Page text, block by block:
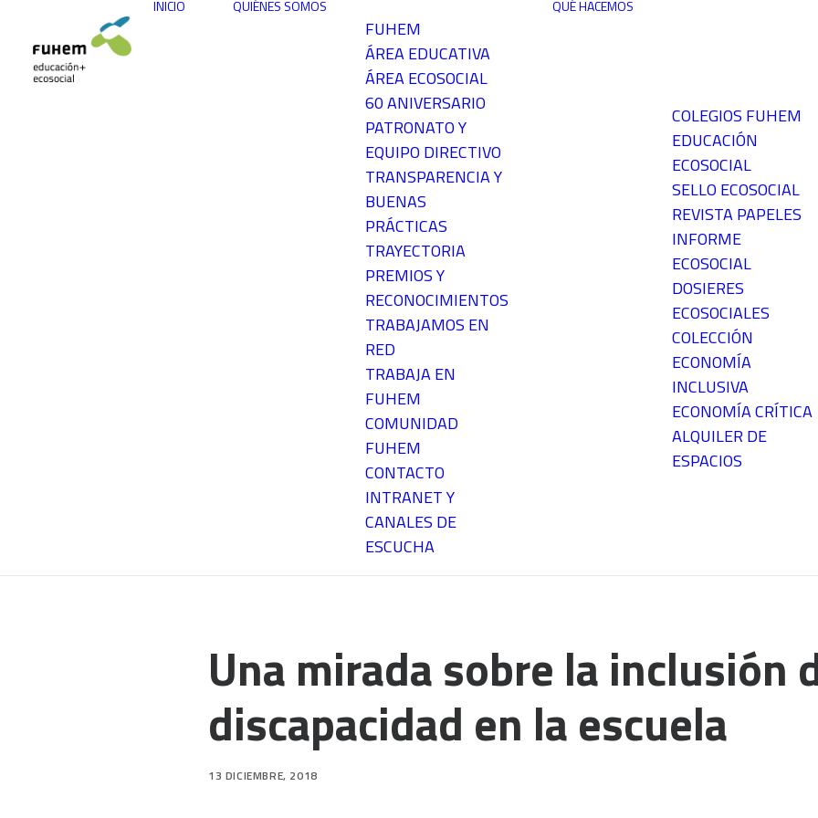
INICIO QUIÉNES SOMOS
FUHEM
ÁREA EDUCATIVA
ÁREA ECOSOCIAL
60 ANIVERSARIO
PATRONATO Y
EQUIPO DIRECTIVO
TRANSPARENCIA Y
BUENAS
PRÁCTICAS
TRAYECTORIA
PREMIOS Y
RECONOCIMIENTOS
TRABAJAMOS EN
RED
TRABAJA EN
FUHEM
COMUNIDAD
FUHEM
CONTACTO
INTRANET Y
CANALES DE
ESCUCHA
QUÉ HACEMOS
COLEGIOS FUHEM
EDUCACIÓN
ECOSOCIAL
SELLO ECOSOCIAL
REVISTA PAPELES
INFORME
ECOSOCIAL
DOSIERES
ECOSOCIALES
COLECCIÓN
ECONOMÍA
INCLUSIVA
ECONOMÍA CRÍTICA
ALQUILER DE
ESPACIOS
Una mirada sobre la inclusión
discapacidad en la escuela
13 DICIEMBRE, 2018